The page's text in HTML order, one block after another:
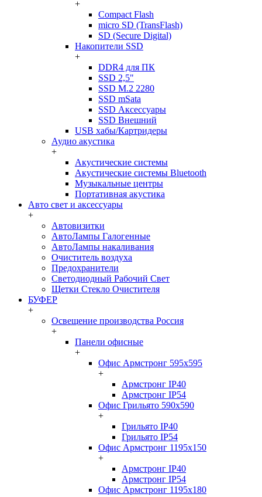
+
Compact Flash
micro SD (TransFlash)
SD (Secure Digital)
Накопители SSD
+
DDR4 для ПК
SSD 2,5"
SSD M.2 2280
SSD mSata
SSD Аксессуары
SSD Внешний
USB хабы/Картридеры
Аудио акустика
+
Акустические системы
Акустические системы Bluetooth
Музыкальные центры
Портативная акустика
Авто свет и аксессуары
+
Автовизитки
АвтоЛампы Галогенные
АвтоЛампы накаливания
Очиститель воздуха
Предохранители
Светодиодный Рабочий Свет
Щетки Стекло Очистителя
БУФЕР
+
Освещение производства Россия
+
Панели офисные
+
Офис Армстронг 595x595
+
Армстронг IP40
Армстронг IP54
Офис Грильято 590x590
+
Грильято IP40
Грильято IP54
Офис Армстронг 1195x150
+
Армстронг IP40
Армстронг IP54
Офис Армстронг 1195x180